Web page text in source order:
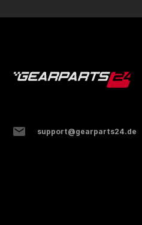
support@gearparts24.de